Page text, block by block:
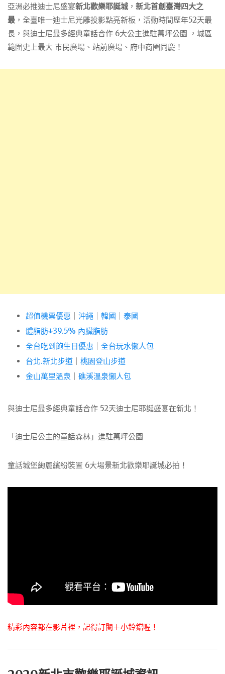
亞洲必推迪士尼盛宴新北歡樂耶誕城 ， 新北首創臺灣四大之
最 ，全臺唯一迪士尼光雕投影點亮新板，活動時間歷年52天最
長，與迪士尼最多經典童話合作 6大公主進駐萬坪公園 ，城區
範圍史上最大 市民廣場、站前廣場、府中商圈同慶！
超值機票優惠 沖繩 韓國
泰國
體脂肪↓39.5% 內臟脂肪
全台吃到飽生日優惠
全台玩水懶人包
台北.新北步道
桃園登山步道
金山萬里溫泉
礁溪溫泉懶人包
與迪士尼最多經典童話合作 52天迪士尼耶誕盛宴在新北！
「迪士尼公主的童話森林」進駐萬坪公園
童話城堡絢麗繽紛裝置 6大場景新北歡樂耶誕城必拍！
精彩內容都在影片裡，記得訂閱＋小鈴鐺喔！